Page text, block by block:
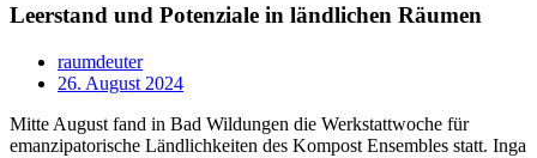
Leerstand und Potenziale in ländlichen Räumen
raumdeuter
26. August 2024
Mitte August fand in Bad Wildungen die Werkstattwoche für
emanzipatorische Ländlichkeiten des Kompost Ensembles statt. Inga